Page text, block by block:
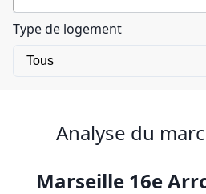
Type de logement
Analyse du
Marseille 16e